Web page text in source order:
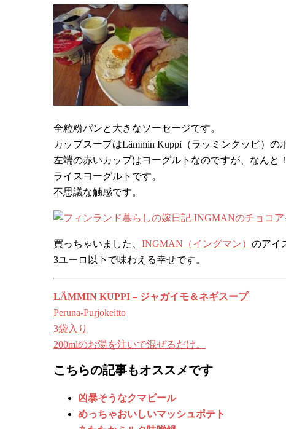
全粒粉パンと大きなソーセージです。
カップスープはLämmin Kuppi （ラッミンクッピ）の
左端の赤いカップはヨーグルトなのですが、なんと
ライスヨーグルトです。
不思議な触感です。
買っちゃいました、 INGMAN（イングマン） のアイ
3ユーロ以下で味わえる幸せです。
LÄMMIN KUPPI – ジャガイモ＆ネギスープ
Peruna-Purjokeitto
3袋入り
200mlのお湯を注いで混ぜるだけ。
こちらの記事もオススメです
凶暴そうなクマビール
めっちゃおいしいマッシュポテト